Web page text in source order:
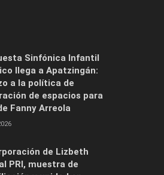
Sinfónica Infantil
llega a Apatzingán:
a la política de
de espacios para
Fanny Arreola
de Lizbeth
PRI, muestra de